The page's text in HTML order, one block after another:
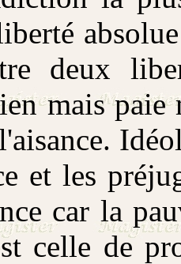
deux
mais paie
et les
car la
celle de